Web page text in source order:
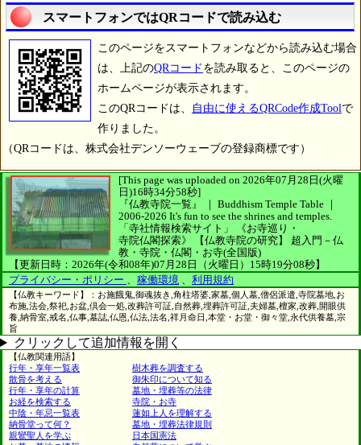
スマートフォンではQRコードで読み込む
このページをスマートフォンなどから読み込む場合
は、上記のQRコード を読み取ると、このページの
ホームページが表示されます。
このQRコードは、
自由に使えるQRCode作成Toolで
作りました。
（QRコードは、株式会社デンソーウェーブの登録商標です）
[This page was uploaded on 2026年07月28日(火曜
日)16時34分58秒]
『仏教寺院一覧』 ｜ Buddhism Temple Table ｜
2006-2026 It's fun to see the shrines and temples.
「寺社情報検索サイト」
《お寺巡り・
寺院仏閣探索》
【仏教寺院の研究】
超入門－仏
教・寺院・仏閣・お寺(全国版)
【更新日時：2026年(令和08年)07月28日（火曜日）15時19分08秒】
プライバシー・ポリシー 、 稼働環境 、 利用規約
【仏教キーワード】：お施餓鬼,御魂抜き,角柱塔婆,家墓,個人墓,僧侶派遣,寺院墓地,お
布施,法会,祭祀,お盆,倶会一処,改葬許可証,自然葬,埋葬許可証,夫婦墓,檀家,改葬,開眼供
養,納骨室,戒名,仏事,墓誌,仏恩,仏法,法名,祥月命日,本堂・お堂・御々堂,永代供養墓,宗
旨
クリックして追加情報を開く
【仏教関連用語】
行年・享年一覧表
樹木葬を調査する
散骨を考える
御朱印について知る
行年・享年の計算
墓地・埋葬等の法律
お経を検索する
寺院・お寺
中陰・年忌一覧表
蓮如上人を理解する
納骨堂って何？
墓地・埋葬法律規則
親鸞聖人を学ぶ
日本国憲法